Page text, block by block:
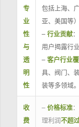
专
业
性
与
透
明
性
包括上海、
亚、美国等）
–行业贡献
用户揭露行
–客户行业
具、阀门、
装等多领域。
收
费
– 价格标准
理利润不超